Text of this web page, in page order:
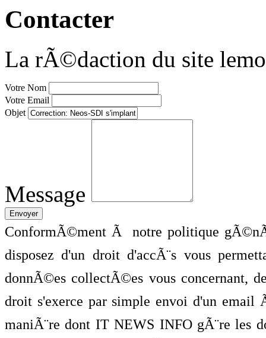
Contacter
La rÃ©daction du site
Votre Nom
Votre Email
Objet
Message
ConformÃ©ment Ã notre politique
disposez d'un droit d'accÃ¨s vous
donnÃ©es collectÃ©es vous concernant,
droit s'exerce par simple envoi d'un
maniÃ¨re dont IT NEWS INFO gÃ¨re les